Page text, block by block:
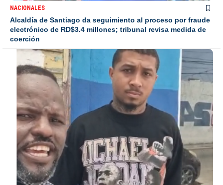
NACIONALES
Alcaldía de Santiago da seguimiento al proceso por fraude
electrónico de RD$3.4 millones; tribunal revisa medida de
coerción